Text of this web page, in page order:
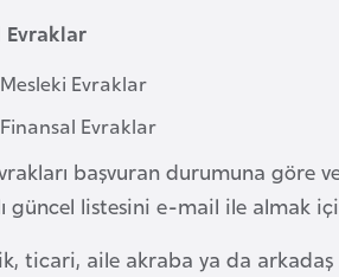
Evraklar
Mesleki Evraklar
Finansal Evraklar
başvuran durumuna göre
güncel listesini e-mail ile almak
ticari, aile akraba ya da